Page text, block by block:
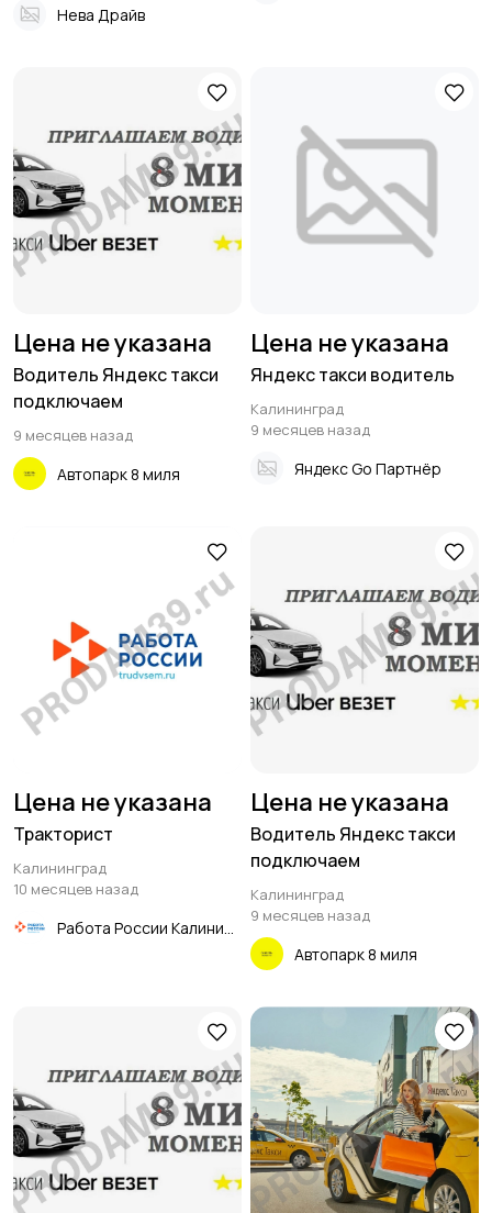
Нева Драйв
Цена не указана
Водитель Яндекс такси
подключаем
9 месяцев назад
Автопарк 8 миля
Цена не указана
Яндекс такси водитель
Калининград
9 месяцев назад
Яндекс Go Партнёр
Цена не указана
Тракторист
Калининград
10 месяцев назад
Цена не указана
Водитель Яндекс такси
подключаем
Калининград
9 месяцев назад
Автопарк 8 миля